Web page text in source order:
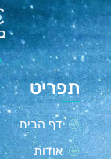
תפריט
דף הבית
אודות